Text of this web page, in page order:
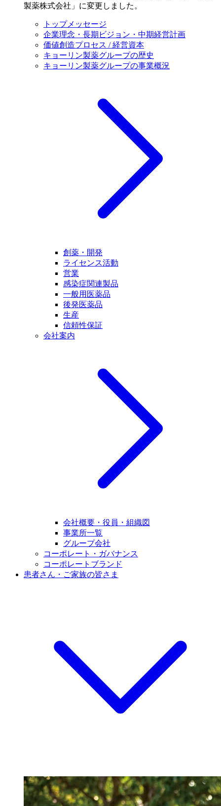
製薬株式会社」に変更しました。
トップメッセージ
企業理念・長期ビジョン・中期経営計画
価値創造プロセス / 経営資本
キョーリン製薬グループの歴史
キョーリン製薬グループの事業概況
創薬・開発
ライセンス活動
営業
感染症関連製品
一般用医薬品
後発医薬品
生産
信頼性保証
会社案内
会社概要・役員・組織図
事業所一覧
グループ会社
コーポレート・ガバナンス
コーポレートブランド
患者さん・ご家族の皆さま